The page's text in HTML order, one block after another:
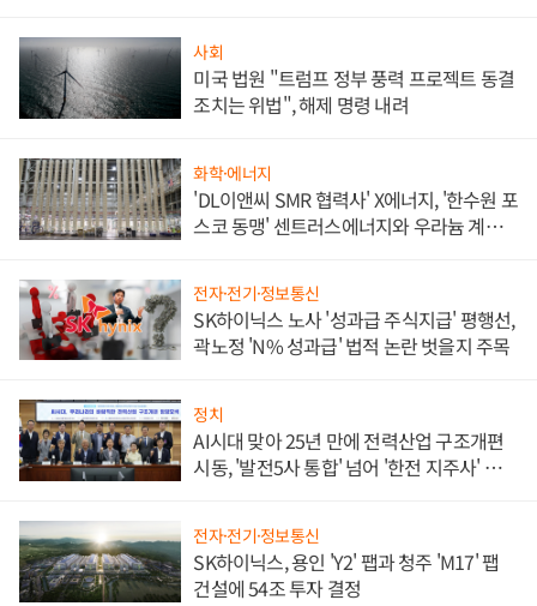
사회
미국 법원 "트럼프 정부 풍력 프로젝트 동결
조치는 위법", 해제 명령 내려
화학·에너지
'DL이앤씨 SMR 협력사' X에너지, '한수원 포
스코 동맹' 센트러스에너지와 우라늄 계약
전자·전기·정보통신
SK하이닉스 노사 '성과급 주식지급' 평행선,
곽노정 'N% 성과급' 법적 논란 벗을지 주목
정치
AI시대 맞아 25년 만에 전력산업 구조개편
시동, '발전5사 통합' 넘어 '한전 지주사' 재편
전자·전기·정보통신
SK하이닉스, 용인 'Y2' 팹과 청주 'M17' 팹
건설에 54조 투자 결정